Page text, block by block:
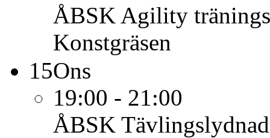
ÅBSK Agility
Konstgräsen
15Ons
19:00 - 21:00
ÅBSK Tävlingslydnad